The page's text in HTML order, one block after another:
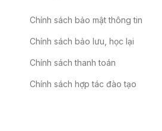
Chính sách bảo mật thông tin
Chính sách bảo lưu, học lại
Chính sách thanh toán
Chính sách hợp tác đào tạo